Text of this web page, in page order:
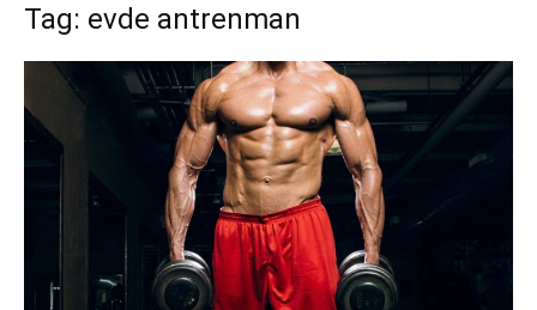
Tag: evde antrenman